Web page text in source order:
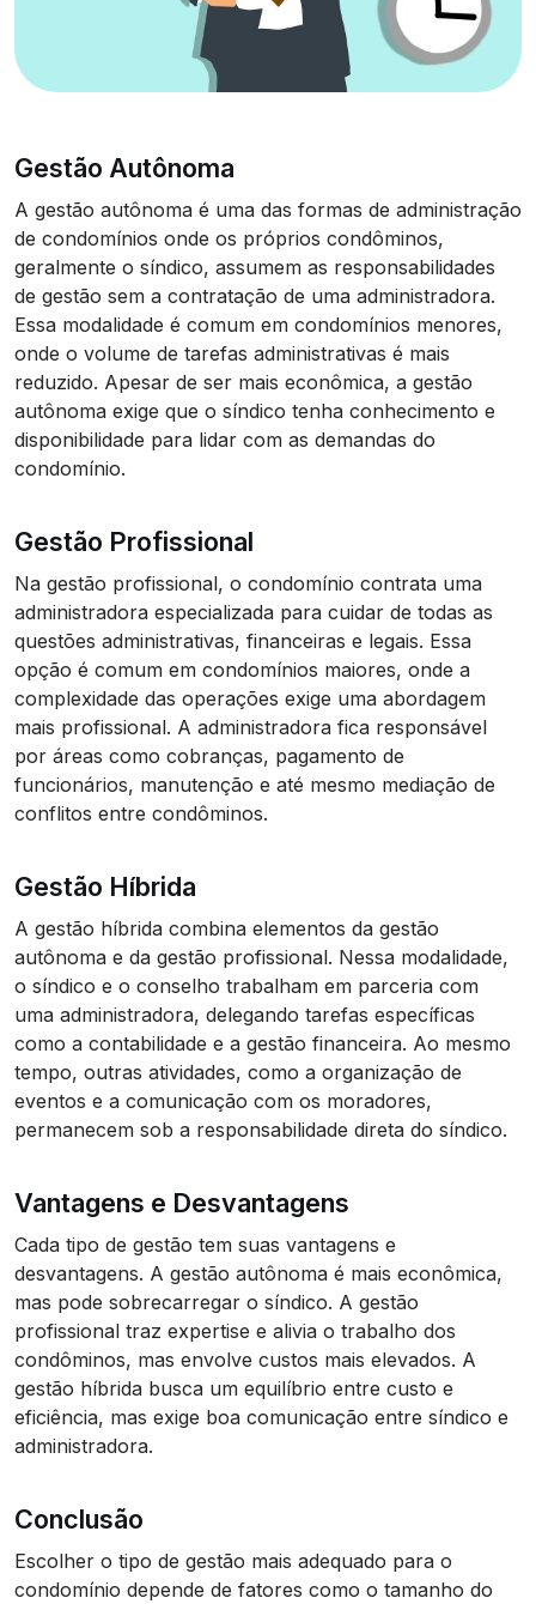
Gestão Autônoma
A gestão autônoma é uma das formas de administração
de condomínios onde os próprios condôminos,
geralmente o síndico, assumem as responsabilidades
de gestão sem a contratação de uma administradora.
Essa modalidade é comum em condomínios menores,
onde o volume de tarefas administrativas é mais
reduzido. Apesar de ser mais econômica, a gestão
autônoma exige que o síndico tenha conhecimento e
disponibilidade para lidar com as demandas do
condomínio.
Gestão Profissional
Na gestão profissional, o condomínio contrata uma
administradora especializada para cuidar de todas as
questões administrativas, financeiras e legais. Essa
opção é comum em condomínios maiores, onde a
complexidade das operações exige uma abordagem
mais profissional. A administradora fica responsável
por áreas como cobranças, pagamento de
funcionários, manutenção e até mesmo mediação de
conflitos entre condôminos.
Gestão Híbrida
A gestão híbrida combina elementos da gestão
autônoma e da gestão profissional. Nessa modalidade,
o síndico e o conselho trabalham em parceria com
uma administradora, delegando tarefas específicas
como a contabilidade e a gestão financeira. Ao mesmo
tempo, outras atividades, como a organização de
eventos e a comunicação com os moradores,
permanecem sob a responsabilidade direta do síndico.
Vantagens e Desvantagens
Cada tipo de gestão tem suas vantagens e
desvantagens. A gestão autônoma é mais econômica,
mas pode sobrecarregar o síndico. A gestão
profissional traz expertise e alivia o trabalho dos
condôminos, mas envolve custos mais elevados. A
gestão híbrida busca um equilíbrio entre custo e
eficiência, mas exige boa comunicação entre síndico e
administradora.
Conclusão
Escolher o tipo de gestão mais adequado para o
condomínio depende de fatores como o tamanho do